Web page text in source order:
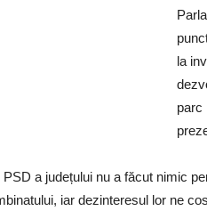
la
parc
a județului nu a făcut nimic
iar dezinteresul lor ne